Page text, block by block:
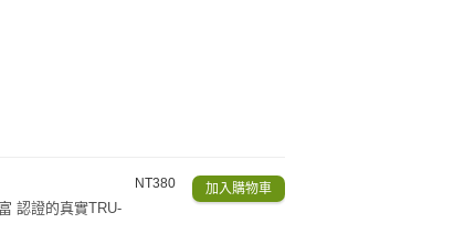
NT380
認證的真實TRU-